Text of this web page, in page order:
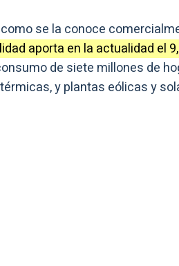
se la conoce
aporta en la actualidad el
de siete millones de
y plantas eólicas y